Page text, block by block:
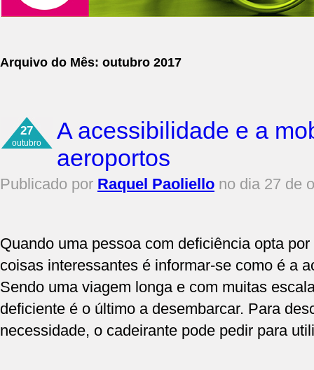
Arquivo do Mês: outubro 2017
27
outubro
A acessibilidade e a
aeroportos
Publicado por Raquel Paoliello no dia 27 de
Quando uma pessoa com deficiência opta
coisas interessantes é informar-se como é a
Sendo uma viagem longa e com muitas
deficiente é o último a desembarcar. Para
necessidade, o cadeirante pode pedir para